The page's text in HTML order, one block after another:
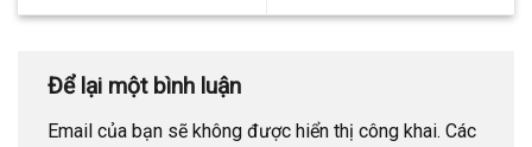
Để lại một bình luận
Email của bạn sẽ không được hiển thị công khai. Các